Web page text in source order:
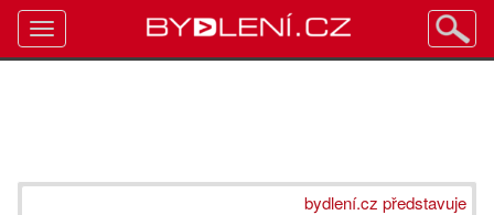
bydlení.cz představuje
Toggle
navigation